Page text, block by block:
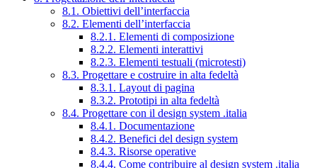
8.1. Obiettivi dell’interfaccia
8.2. Elementi dell’interfaccia
8.2.1. Elementi di composizione
8.2.2. Elementi interattivi
8.2.3. Elementi testuali (microtesti)
8.3. Progettare e costruire in alta fedeltà
8.3.1. Layout di pagina
8.3.2. Prototipi in alta fedeltà
8.4. Progettare con il design system .italia
8.4.1. Documentazione
8.4.2. Benefici del design system
8.4.3. Risorse operative
8.4.4. Come contribuire al design system .italia